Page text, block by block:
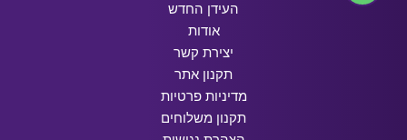
העידן החדש
אודות
יצירת קשר
תקנון אתר
מדיניות פרטיות
תקנון משלוחים